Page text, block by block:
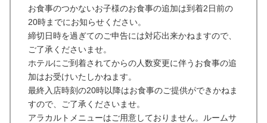
お食事のつかないお子様のお食事の追加は到着2日前の
20時までにお知らせください。
締切日時を過ぎてのご申告には対応出来かねますので、
ご了承くださいませ。
ホテルにご到着されてからの人数変更に伴うお食事の追
加はお受けいたしかねます。
最終入店時刻の20時以降はお食事のご提供ができかねま
すので、ご了承くださいませ。
アラカルトメニューはご用意しておりません。ルームサ